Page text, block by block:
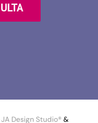
JA Design Studio®&